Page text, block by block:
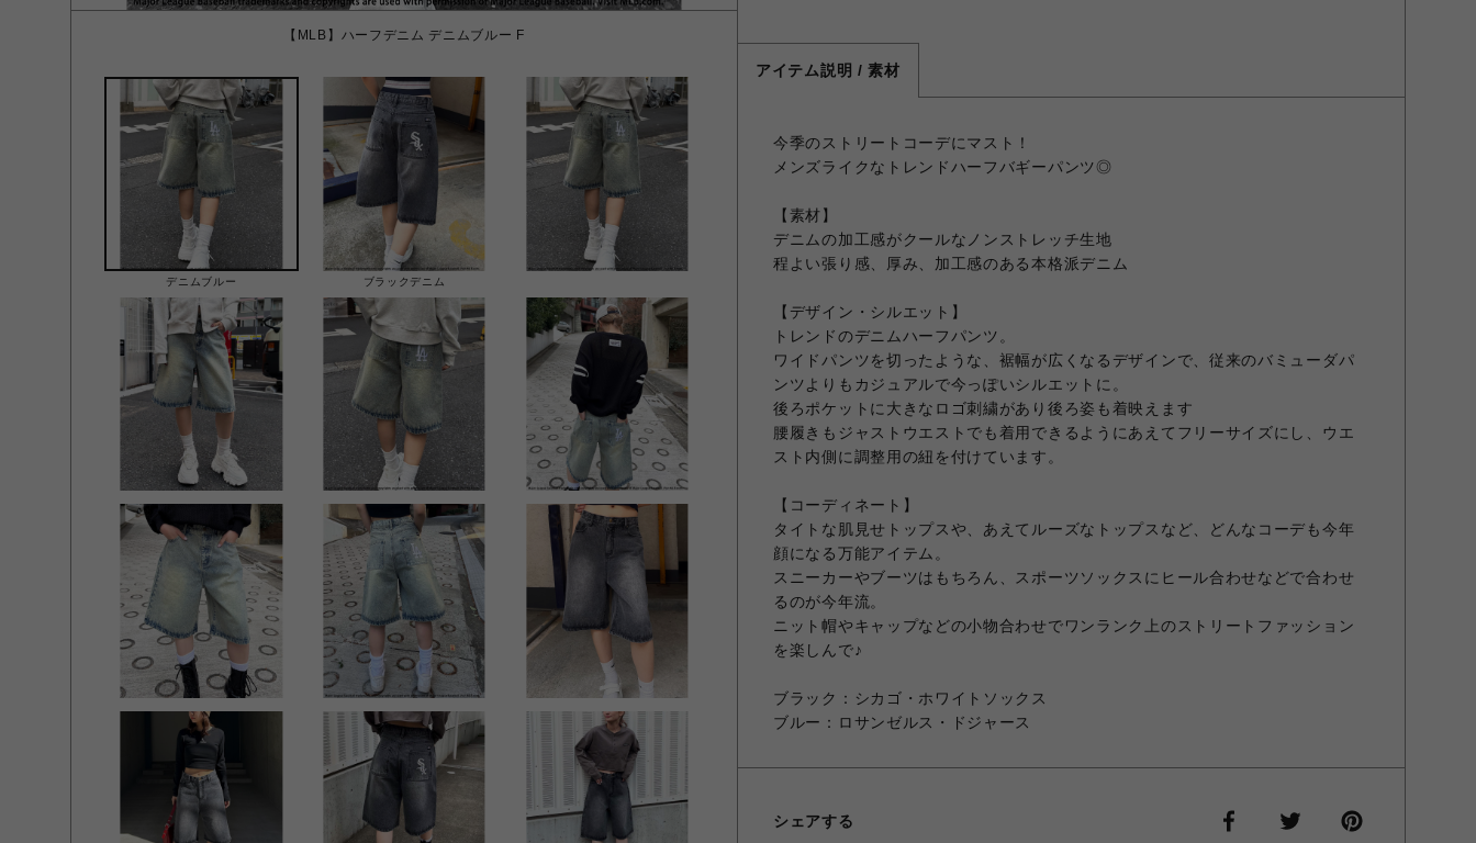
【MLB】ハーフデニム デニムブルー F
デニムブルー ブラックデニム
アイテム説明 / 素材
今季のストリートコーデにマスト！
メンズライクなトレンドハーフバギーパンツ◎
【素材】
デニムの加工感がクールなノンストレッチ生地
程よい張り感、厚み、加工感のある本格派デニム
【デザイン・シルエット】
トレンドのデニムハーフパンツ。
ワイドパンツを切ったような、裾幅が広くなるデザインで、従来のバミューダパ
ンツよりもカジュアルで今っぽいシルエットに。
後ろポケットに大きなロゴ刺繍があり後ろ姿も着映えます
腰履きもジャストウエストでも着用できるようにあえてフリーサイズにし、ウエ
スト内側に調整用の紐を付けています。
【コーディネート】
タイトな肌見せトップスや、あえてルーズなトップスなど、どんなコーデも今年
顔になる万能アイテム。
スニーカーやブーツはもちろん、スポーツソックスにヒール合わせなどで合わせ
るのが今年流。
ニット帽やキャップなどの小物合わせでワンランク上のストリートファッション
を楽しんで♪
ブラック：シカゴ・ホワイトソックス
ブルー：ロサンゼルス・ドジャース
シェアする